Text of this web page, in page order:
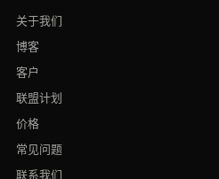
关于我们
博客
客户
联盟计划
价格
常见问题
联系我们